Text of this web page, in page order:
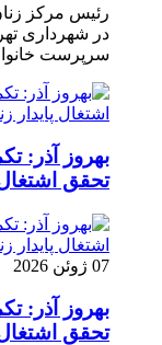
رئیس مرکز
در شهرداری
سرپرست
بهروز آذر:
تحقق اشتغال
07 ژوئن 2026
بهروز آذر:
تحقق اشتغال